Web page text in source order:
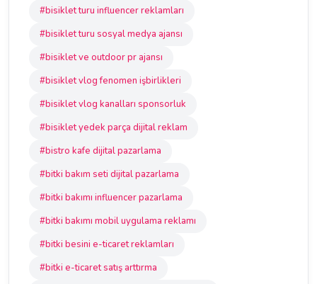
#bisiklet turu influencer reklamları
#bisiklet turu sosyal medya ajansı
#bisiklet ve outdoor pr ajansı
#bisiklet vlog fenomen işbirlikleri
#bisiklet vlog kanalları sponsorluk
#bisiklet yedek parça dijital reklam
#bistro kafe dijital pazarlama
#bitki bakım seti dijital pazarlama
#bitki bakımı influencer pazarlama
#bitki bakımı mobil uygulama reklamı
#bitki besini e-ticaret reklamları
#bitki e-ticaret satış arttırma